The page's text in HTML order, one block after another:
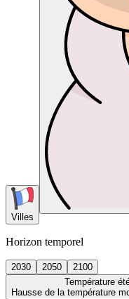
Villes
Horizon temporel
2030 2050
2100
Température
Hausse de la température